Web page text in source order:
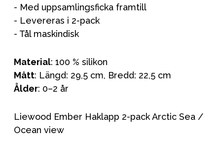
- Med uppsamlingsficka framtill
- Levereras i 2-pack
- Tål maskindisk
Material: 100 % silikon
Mått: Längd: 29,5 cm, Bredd: 22,5 cm
Ålder: 0–2 år
Liewood Ember Haklapp 2-pack Arctic Sea /
Ocean view